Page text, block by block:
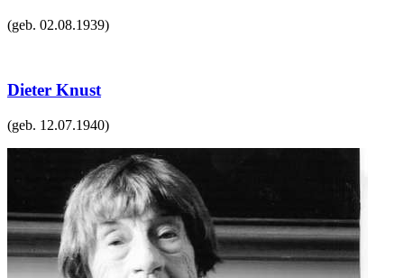
(geb. 02.08.1939)
Dieter Knust
(geb. 12.07.1940)